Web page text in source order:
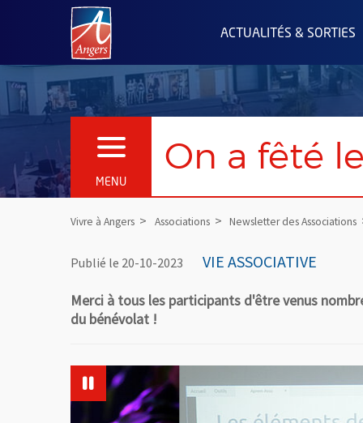
Angers.fr : Retour à l'accueil
ACTUALITÉS & SORTIES
MENU
OUVRIR LE MENU On a fêté
Vivre à Angers Associations Newsletter des Associations
Publié le 20-10-2023 VIE ASSOCIATIVE
Merci à tous les participants d'être venus
du bénévolat !